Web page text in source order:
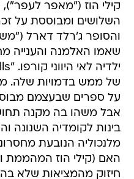
קילי הוז ("מאפר
השלושים ומבוססת על
והסופר ג'רלד דארל
שאמו האלמנה והענייה
של ממש בדמויות שלה.
על ספרים שבעצמם
אבל משהו בה מקנה
בינות לקומדיה השנונה
מלנכוליה הנובעת
האם (קילי הוז המהממת
חיזוק מהמציאות שלא